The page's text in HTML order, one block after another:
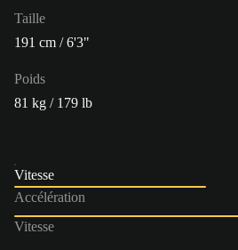
Taille
191 cm / 6'3"
Poids
81 kg / 179 lb
Vitesse
Accélération
Vitesse